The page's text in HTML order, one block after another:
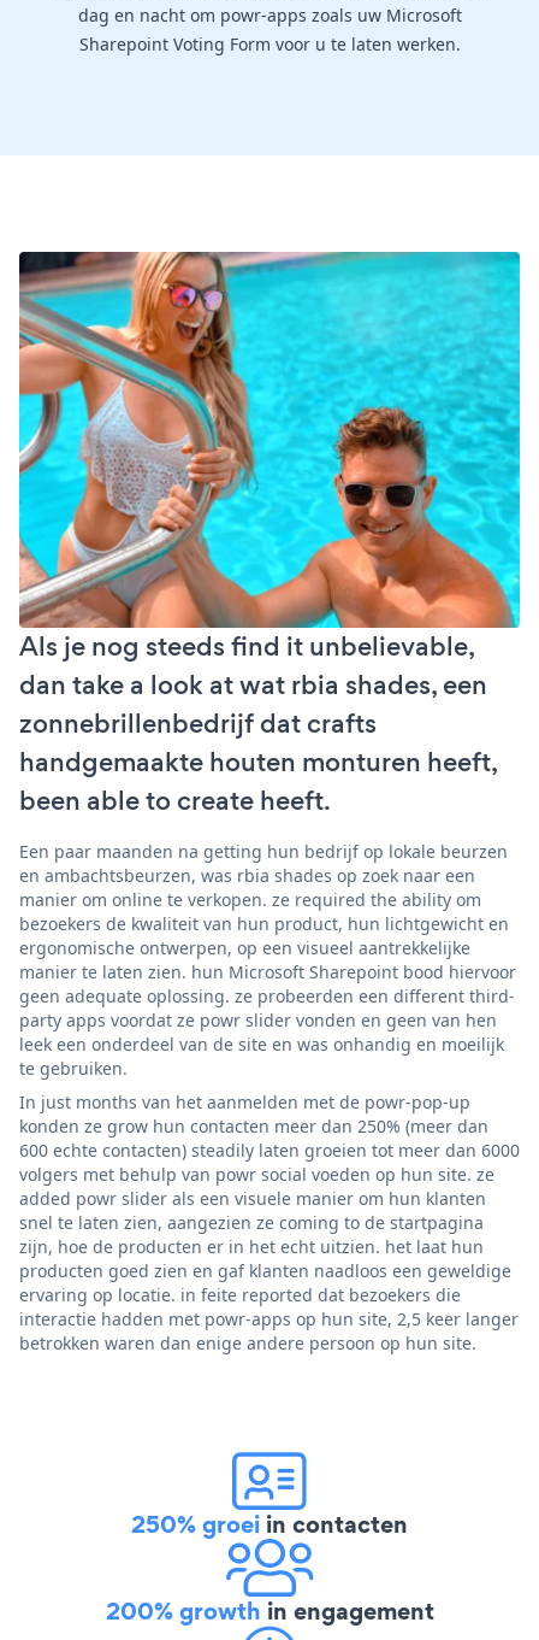
dag en nacht om powr-apps zoals uw Microsoft
Sharepoint Voting Form voor u te laten werken.
Als je nog steeds find it unbelievable,
dan take a look at wat rbia shades, een
zonnebrillenbedrijf dat crafts
handgemaakte houten monturen heeft,
been able to create heeft.
Een paar maanden na getting hun bedrijf op lokale beurzen
en ambachtsbeurzen, was rbia shades op zoek naar een
manier om online te verkopen. ze required the ability om
bezoekers de kwaliteit van hun product, hun lichtgewicht en
ergonomische ontwerpen, op een visueel aantrekkelijke
manier te laten zien. hun Microsoft Sharepoint bood hiervoor
geen adequate oplossing. ze probeerden een different third-
party apps voordat ze powr slider vonden en geen van hen
leek een onderdeel van de site en was onhandig en moeilijk
te gebruiken.
In just months van het aanmelden met de powr-pop-up
konden ze grow hun contacten meer dan 250% (meer dan
600 echte contacten) steadily laten groeien tot meer dan 6000
volgers met behulp van powr social voeden op hun site. ze
added powr slider als een visuele manier om hun klanten
snel te laten zien, aangezien ze coming to de startpagina
zijn, hoe de producten er in het echt uitzien. het laat hun
producten goed zien en gaf klanten naadloos een geweldige
ervaring op locatie. in feite reported dat bezoekers die
interactie hadden met powr-apps op hun site, 2,5 keer langer
betrokken waren dan enige andere persoon op hun site.
250% groei in contacten
200% growth in engagement